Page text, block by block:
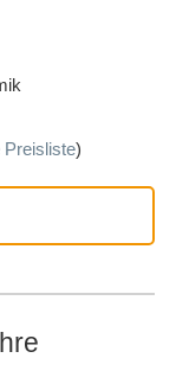
Preisliste)